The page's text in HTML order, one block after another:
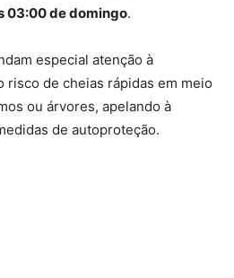
03:00 de domingo.
especial atenção à
risco de cheias rápidas em meio
ou árvores, apelando à
de autoproteção.